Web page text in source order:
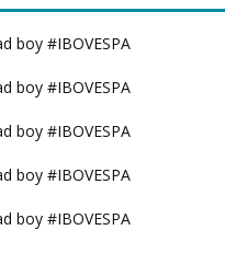
boy #IBOVESPA
boy #IBOVESPA
boy #IBOVESPA
boy #IBOVESPA
boy #IBOVESPA